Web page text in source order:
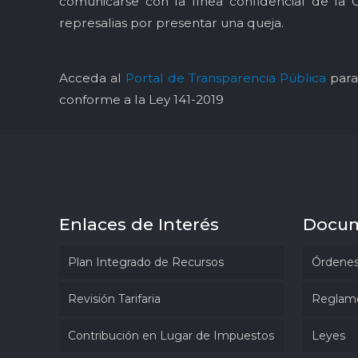
represalias por presentar una queja.
Acceda al Portal de Transparencia Pública
conforme a la Ley 141-2019
Enlaces de Interés
Plan Integrado de Recursos
Revisión Tarifaria
Contribución en Lugar de Impuestos Leyes